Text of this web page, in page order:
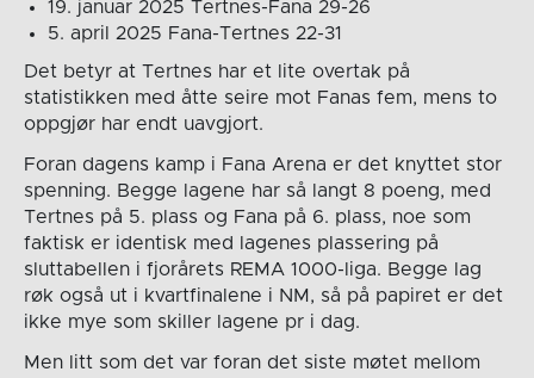
19. januar 2025 Tertnes-Fana 29-26
5. april 2025 Fana-Tertnes 22-31
Det betyr at Tertnes har et lite overtak på
statistikken med åtte seire mot Fanas fem, mens to
oppgjør har endt uavgjort.
Foran dagens kamp i Fana Arena er det knyttet stor
spenning. Begge lagene har så langt 8 poeng, med
Tertnes på 5. plass og Fana på 6. plass, noe som
faktisk er identisk med lagenes plassering på
sluttabellen i fjorårets REMA 1000-liga. Begge lag
røk også ut i kvartfinalene i NM, så på papiret er det
ikke mye som skiller lagene pr i dag.
Men litt som det var foran det siste møtet mellom